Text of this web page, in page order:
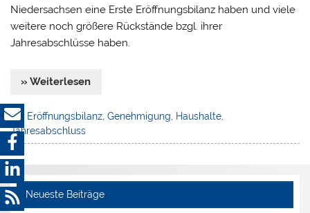
Niedersachsen eine Erste Eröffnungsbilanz haben und viele
weitere noch größere Rückstände bzgl. ihrer
Jahresabschlüsse haben.
» Weiterlesen
Eröffnungsbilanz ,Genehmigung Haushalte
Jahresabschluss
Neueste Beiträge